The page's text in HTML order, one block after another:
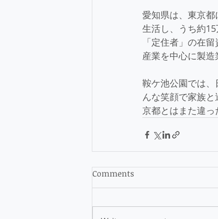
愛知県は、東京
生活し、うち約
「定住者」の在
産業を中心に製造
鞍ケ池公園では
んな笑顔で家族
京都とはまた違っ
Comments